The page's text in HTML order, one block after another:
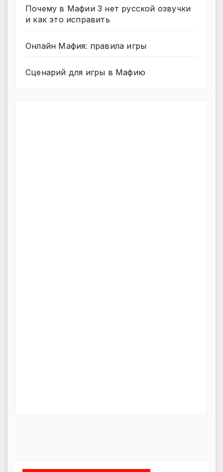
Почему в Мафии 3 нет русской озвучки
и как это исправить
Онлайн Мафия: правила игры
Сценарий для игры в Мафию